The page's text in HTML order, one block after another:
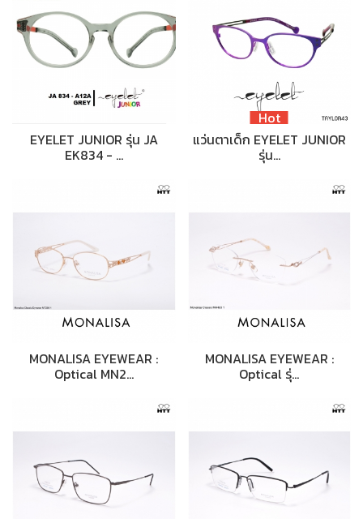
EYELET JUNIOR รุ่น JA
EK834 - …
Hot
แว่นตาเด็ก EYELET JUNIOR
รุ่น…
MONALISA EYEWEAR :
Optical MN2…
MONALISA EYEWEAR :
Optical รุ่…